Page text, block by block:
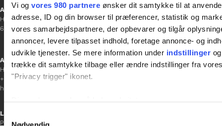
Vi og vores 980 partnere ønsker dit samtykke til at
adresse, ID og din browser til præferencer, statistik og
vores samarbejdspartnere, der opbevarer og tilgår
annoncer, levere tilpasset indhold, foretage annonce- og
udvikle tjenester. Se mere information under indstillinger
trække dit samtykke tilbage eller ændre indstillinger fra
"Privacy trigger" ikonet.
Vi bruger cookies til at tilpasse vores indhold og annoncer,
Samtykkevalg
Aabenraa
H P Hanssens Gade 23, 2.
6200 Aabenraa
Afdelingschef
Helene Teichert
+45 29 37 32 41
helene.t@gladfonden.dk
Links
Persondatapolitik